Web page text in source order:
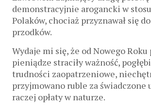
demonstracyjnie arogancki w
Polaków, chociaż przyznawał się
przodków.
Wydaje mi się, że od Nowego
pieniądze straciły ważność,
trudności zaopatrzeniowe,
przyjmowano ruble za świadczone
raczej opłaty w naturze.